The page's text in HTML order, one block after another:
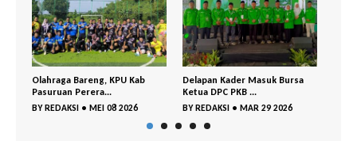
KPU Kab
08 2026
Delapan Kader Masuk Bursa
Ketua DPC PKB ...
BYREDAKSI MAR 29 2026
PDI Perjuangan– GP Ansor
Bangil Buka P...
BYREDAKSI •